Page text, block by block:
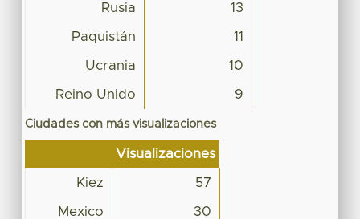
Rusia 13
Paquistán 11
Ucrania 10
Reino Unido 9
Ciudades con más visualizaciones
Visualizaciones
Kiez 57
Mexico 30